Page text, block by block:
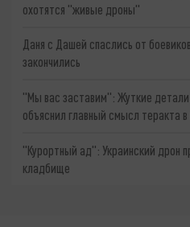
охотятся "живые дроны"
Даня с Дашей спаслись от
закончились
"Мы вас заставим": Жуткие детали
объяснил главный смысл теракта
"Курортный ад": Украинский дрон
кладбище